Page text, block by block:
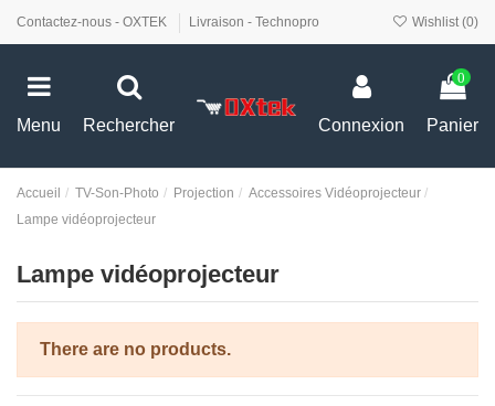
Contactez-nous - OXTEK Livraison - Technopro Wishlist (0)
Menu Rechercher Connexion
0
Panier
Accueil TV-Son-Photo Projection
Accessoires Vidéoprojecteur
Lampe vidéoprojecteur
Lampe vidéoprojecteur
There are no products.